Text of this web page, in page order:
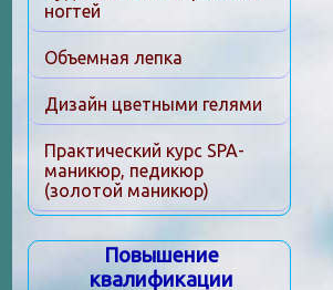
ногтей
Объемная лепка
Дизайн цветными гелями
Практический курс SPA-
маникюр, педикюр
(золотой маникюр)
Повышение
квалификации